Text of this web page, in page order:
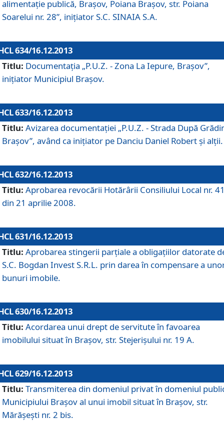
alimentaţie publică, Braşov, Poiana Braşov, str. Poiana
Soarelui nr. 28”, iniţiator S.C. SINAIA S.A.
634/16.12.2013
Titlu: Documentaţia „P.U.Z. - Zona La Iepure, Braşov”,
iniţiator Municipiul Braşov.
633/16.12.2013
Titlu: Avizarea documentaţiei „P.U.Z. - Strada După
Braşov”, având ca iniţiator pe Danciu Daniel Robert şi alţii.
632/16.12.2013
Titlu: Aprobarea revocării Hotărârii Consiliului Local nr.
din 21 aprilie 2008.
631/16.12.2013
Titlu: Aprobarea stingerii parţiale a obligaţiilor datorate
S.C. Bogdan Invest S.R.L. prin darea în compensare a
bunuri imobile.
630/16.12.2013
Titlu: Acordarea unui drept de servitute în favoarea
imobilului situat în Braşov, str. Stejerişului nr. 19 A.
629/16.12.2013
Titlu: Transmiterea din domeniul privat în domeniul
Municipiului Braşov al unui imobil situat în Braşov, str.
Mărăşeşti nr. 2 bis.